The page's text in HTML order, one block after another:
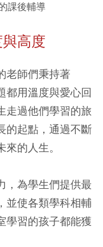
課後輔導
高度
老師們秉持著
都用溫度與愛心回
走過他們學習的旅
的起點，通過不斷
的人生。
，為學生們提供最
並使各類學科相輔
學習的孩子都能獲